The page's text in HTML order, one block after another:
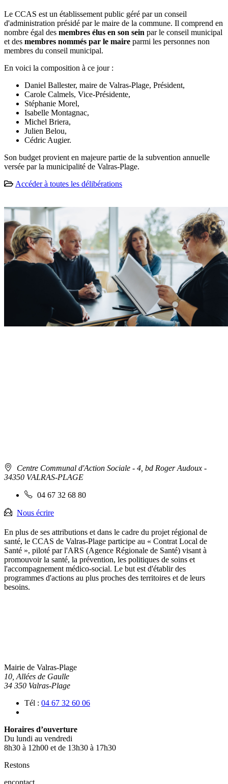
Le CCAS est un établissement public géré par un conseil
d'administration présidé par le maire de la commune. Il comprend en
nombre égal des membres élus en son sein par le conseil municipal
et des membres nommés par le maire parmi les personnes non
membres du conseil municipal.
En voici la composition à ce jour :
Daniel Ballester, maire de Valras-Plage, Président,
Carole Calmels, Vice-Présidente,
Stéphanie Morel,
Isabelle Montagnac,
Michel Briera,
Julien Belou,
Cédric Augier.
Son budget provient en majeure partie de la subvention annuelle
versée par la municipalité de Valras-Plage.
Accéder à toutes les délibérations
Adresse
:
Centre Communal d'Action Sociale - 4, bd Roger Audoux -
34350 VALRAS-PLAGE
Téléphone
:
04 67 32 68 80
Nous écrire
En plus de ses attributions et dans le cadre du projet régional de
santé, le CCAS de Valras-Plage participe au « Contrat Local de
Santé », piloté par l'ARS (Agence Régionale de Santé) visant à
promouvoir la santé, la prévention, les politiques de soins et
l'accompagnement médico-social. Le but est d'établir des
programmes d'actions au plus proches des territoires et de leurs
besoins.
Mairie de Valras-Plage
10, Allées de Gaulle
34 350 Valras-Plage
Tél : 04 67 32 60 06
Horaires d’ouverture
Du lundi au vendredi
8h30 à 12h00 et de 13h30 à 17h30
Restons
encontact